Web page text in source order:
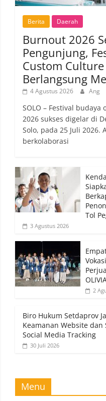
Berita Daerah
Burnout 2026
Pengunjung,
Custom
Berlangsung
4 Agustus 2026 Ang
SOLO – Festival
2026 sukses digelar di
Solo, pada 25 Juli 2026.
berkolaborasi
Tol
3 Agustus 2026
2
Biro Hukum Setdaprov
Keamanan Website dan
Social Media Tracking
30 Juli 2026
Menu